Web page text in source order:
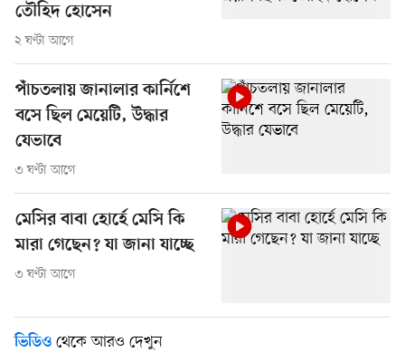
তৌহিদ হোসেন
২ ঘণ্টা আগে
পাঁচতলায় জানালার কার্নিশে
বসে ছিল মেয়েটি, উদ্ধার
যেভাবে
৩ ঘণ্টা আগে
মেসির বাবা হোর্হে মেসি কি
মারা গেছেন? যা জানা যাচ্ছে
৩ ঘণ্টা আগে
ভিডিও থেকে আরও দেখুন